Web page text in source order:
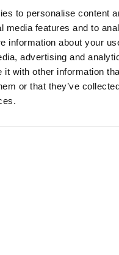
to personalise content
media features and to
information about your
advertising and
it with other information
or that they’ve
Betriebe innerhalb
diese Maßnahmen in ihr
bei der Desinfektion
hat sich als
vermieden